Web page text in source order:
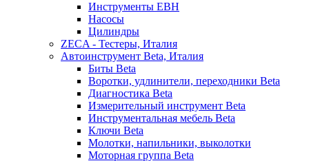
Инструменты EBH
Насосы
Цилиндры
ZECA - Тестеры, Италия
Автоинструмент Beta, Италия
Биты Beta
Воротки, удлинители, переходники Beta
Диагностика Beta
Измерительный инструмент Beta
Инструментальная мебель Beta
Ключи Beta
Молотки, напильники, выколотки
Моторная группа Beta